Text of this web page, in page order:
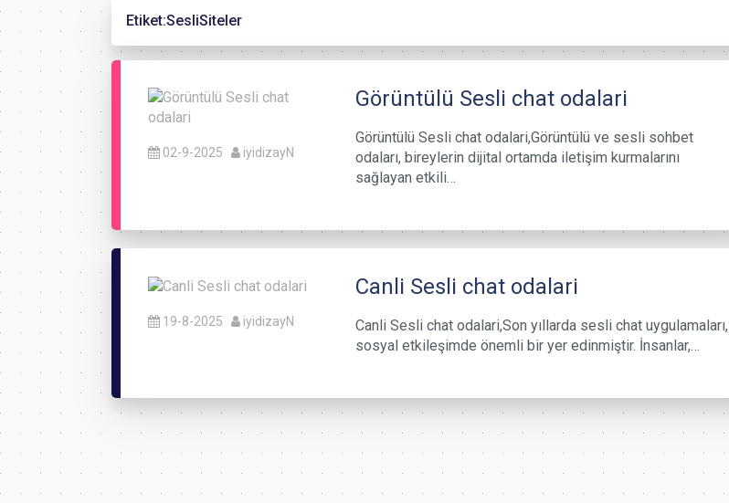
Etiket:SesliSiteler
02-9-2025 iyidizayN
Görüntülü Sesli chat odalari
Görüntülü Sesli chat odalari,Görüntülü ve sesli sohbet
odaları, bireylerin dijital ortamda iletişim kurmalarını
sağlayan etkili…
19-8-2025 iyidizayN
Canli Sesli chat odalari
Canli Sesli chat odalari,Son yıllarda sesli chat uygulamaları,
sosyal etkileşimde önemli bir yer edinmiştir. İnsanlar,…